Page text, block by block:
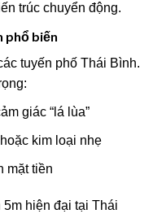
trúc chuyển động.
phổ biến
tuyến phố Thái Bình.
giác “lá lùa”
kim loại nhẹ
mặt tiền
hiện đại tại Thái